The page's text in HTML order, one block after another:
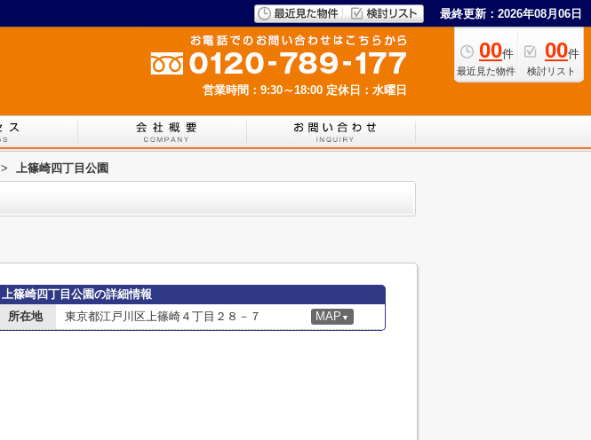
最終更新：2026年08月06日
00件
最近見た物件
00件
検討リスト
営業時間：9:30～18:00 定休日：水曜日
> 上篠崎四丁目公園
上篠崎四丁目公園の詳細情報
所在地
東京都江戸川区上篠崎４丁目２８－７ MAP ▼